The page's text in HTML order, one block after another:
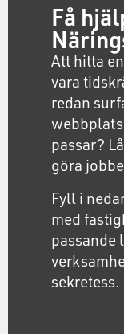
Få
Att hitta
vara
redan
passar?
göra
Fyll i
med
passande
sekretess.